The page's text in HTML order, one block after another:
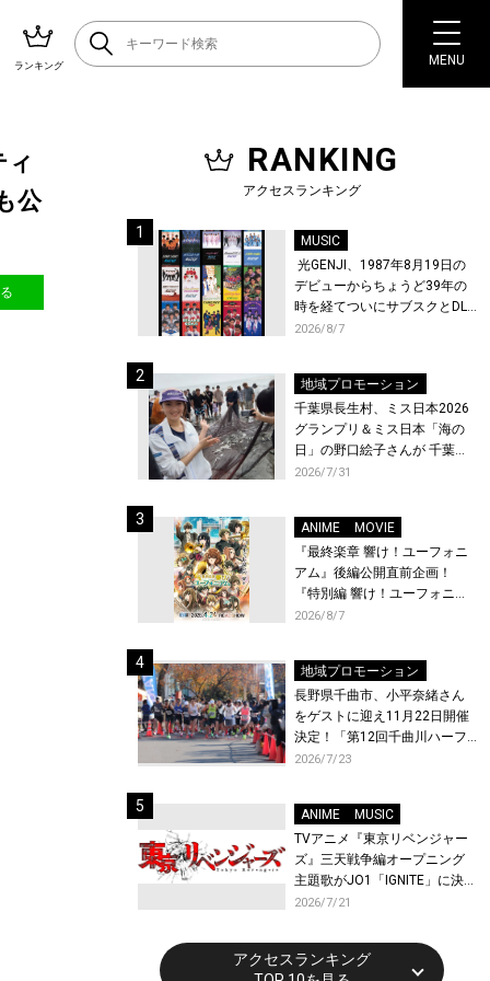
ランキング MENU
ィ
公
RANKING
アクセスランキング
MUSIC
光GENJI、1987年8月19日の
デビューからちょうど39年の
時を経てついにサブスクとDL
配信が解禁！
2026/8/7
地域プロモーション
千葉県長生村、ミス日本2026
グランプリ＆ミス日本「海の
日」の野口絵子さんが 千葉県
唯一の村・長生村で地引網を
2026/7/31
ANIME
MOVIE
『最終楽章 響け！ユーフォニ
アム』後編公開直前企画！
『特別編 響け！ユーフォニア
ム〜アンサンブルコンテス
映が決定！
2026/8/7
地域プロモーション
長野県千曲市、小平奈緒さん
をゲストに迎え11月22日開催
決定！「第12回千曲川ハーフ
マラソン」エントリー受付開
2026/7/23
ANIME
MUSIC
TVアニメ『東京リベンジャー
ズ』三天戦争編オープニング
主題歌がJO1「IGNITE」に決
定！メンバー全員から喜びと
トが到着！9月に東京・大阪で
先行上映会を開催！
2026/7/21
アクセスランキング